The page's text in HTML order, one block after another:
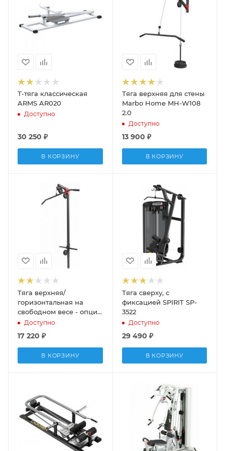
Т-тяга классическая
ARMS AR020
Доступно
30 250 ₽
В КОРЗИНУ
Тяга верхняя для стены
Marbo Home MH-W108
2.0
Доступно
13 900 ₽
В КОРЗИНУ
Тяга верхняя/
горизонтальная на
свободном весе - опция
для скамеек Marbo
Доступно
17 220 ₽
В КОРЗИНУ
Тяга сверху, с
фиксацией SPIRIT SP-
3522
Доступно
29 490 ₽
В КОРЗИНУ